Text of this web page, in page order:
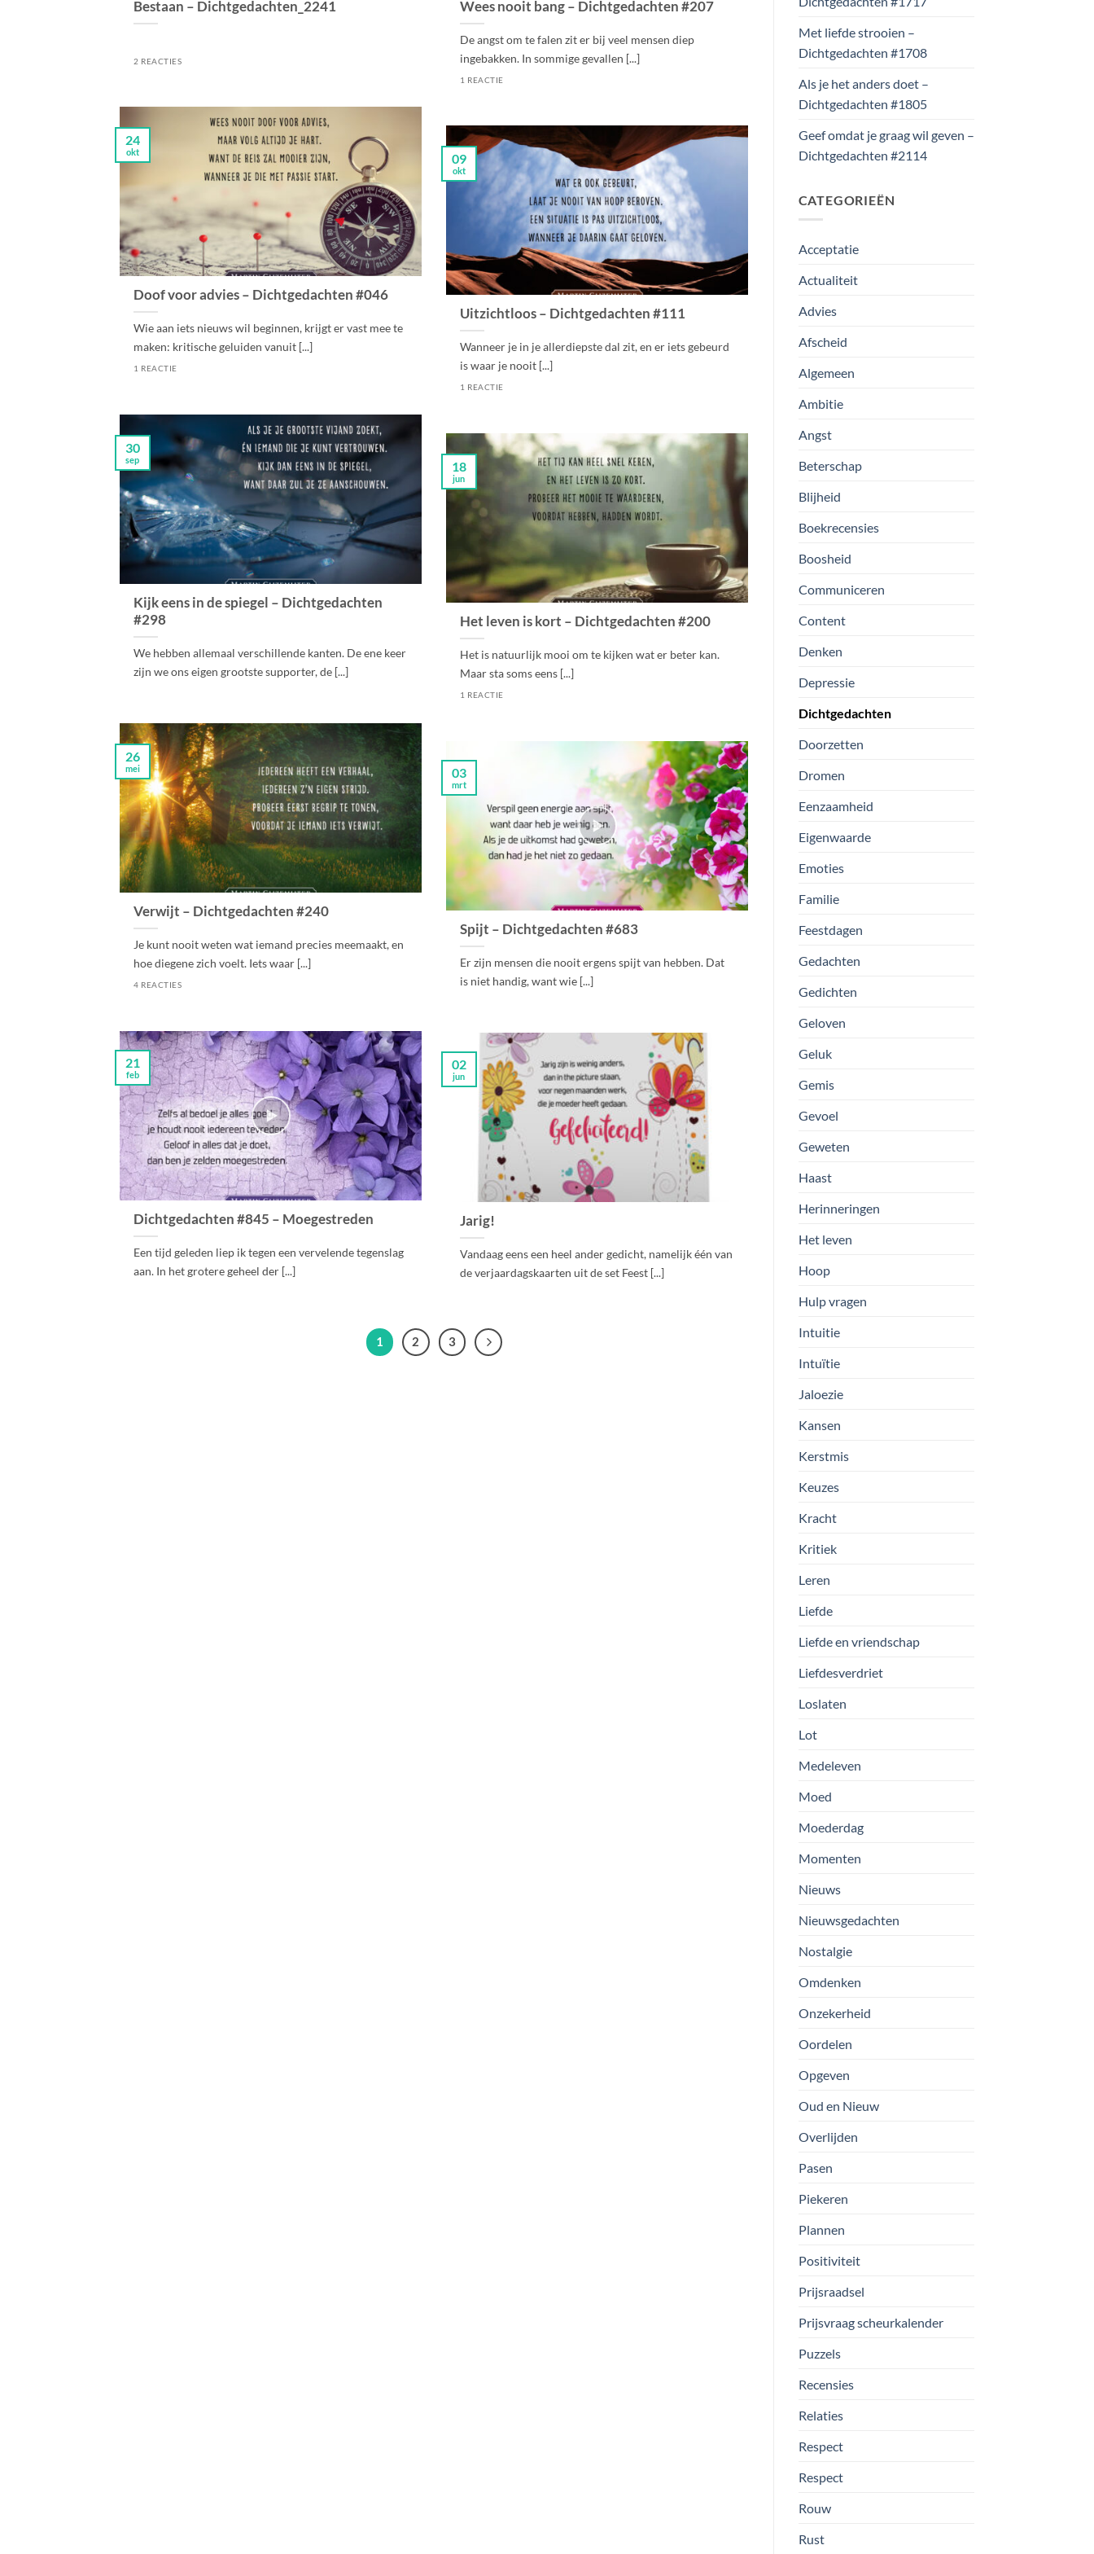
Bestaan – Dichtgedachten_2241
2 REACTIES
Wees nooit bang – Dichtgedachten #207
De angst om te falen zit er bij veel mensen diep
ingebakken. In sommige gevallen [...]
1 REACTIE
Doof voor advies – Dichtgedachten #046
Wie aan iets nieuws wil beginnen, krijgt er vast mee te
maken: kritische geluiden vanuit [...]
1 REACTIE
24
okt
Uitzichtloos – Dichtgedachten #111
Wanneer je in je allerdiepste dal zit, en er iets gebeurd
is waar je nooit [...]
1 REACTIE
09
okt
Kijk eens in de spiegel – Dichtgedachten
#298
We hebben allemaal verschillende kanten. De ene keer
zijn we ons eigen grootste supporter, de [...]
30
sep
Het leven is kort – Dichtgedachten #200
Het is natuurlijk mooi om te kijken wat er beter kan.
Maar sta soms eens [...]
1 REACTIE
18
jun
Verwijt – Dichtgedachten #240
Je kunt nooit weten wat iemand precies meemaakt, en
hoe diegene zich voelt. Iets waar [...]
4 REACTIES
26
mei
Spijt – Dichtgedachten #683
Er zijn mensen die nooit ergens spijt van hebben. Dat
is niet handig, want wie [...]
03
mrt
Dichtgedachten #845 – Moegestreden
Een tijd geleden liep ik tegen een vervelende tegenslag
aan. In het grotere geheel der [...]
21
feb
Jarig!
Vandaag eens een heel ander gedicht, namelijk één van
de verjaardagskaarten uit de set Feest [...]
02
jun
1 2 3
Met liefde strooien –
Dichtgedachten #1708
Als je het anders doet –
Dichtgedachten #1805
Geef omdat je graag wil geven –
Dichtgedachten #2114
CATEGORIEËN
Acceptatie
Actualiteit
Advies
Afscheid
Algemeen
Ambitie
Angst
Beterschap
Blijheid
Boekrecensies
Boosheid
Communiceren
Content
Denken
Depressie
Dichtgedachten
Doorzetten
Dromen
Eenzaamheid
Eigenwaarde
Emoties
Familie
Feestdagen
Gedachten
Gedichten
Geloven
Geluk
Gemis
Gevoel
Geweten
Haast
Herinneringen
Het leven
Hoop
Hulp vragen
Intuitie
Intuïtie
Jaloezie
Kansen
Kerstmis
Keuzes
Kracht
Kritiek
Leren
Liefde
Liefde en vriendschap
Liefdesverdriet
Loslaten
Lot
Medeleven
Moed
Moederdag
Momenten
Nieuws
Nieuwsgedachten
Nostalgie
Omdenken
Onzekerheid
Oordelen
Opgeven
Oud en Nieuw
Overlijden
Pasen
Piekeren
Plannen
Positiviteit
Prijsraadsel
Prijsvraag scheurkalender
Puzzels
Recensies
Relaties
Respect
Respect
Rouw
Rust